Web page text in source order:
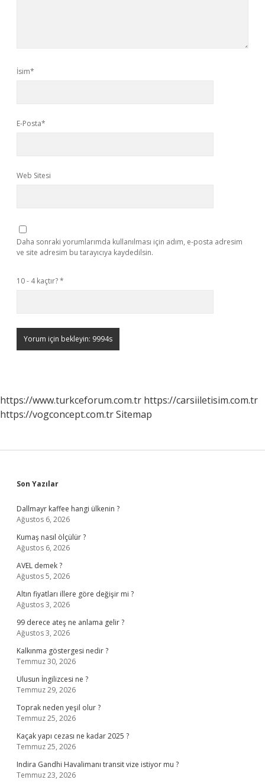
İsim*
E-Posta*
Web Sitesi
Daha sonraki yorumlarımda kullanılması için adım, e-posta adresim
ve site adresim bu tarayıcıya kaydedilsin.
10 - 4 kaçtır?*
https://www.turkceforum.com.tr https://carsiiletisim.com.tr
https://vogconcept.com.trSitemap
Sidebar
Son Yazılar
Dallmayr kaffee hangi ülkenin ?
Ağustos 6, 2026
Kumaş nasıl ölçülür ?
Ağustos 6, 2026
AVEL demek ?
Ağustos 5, 2026
Altın fiyatları illere göre değişir mi ?
Ağustos 3, 2026
99 derece ateş ne anlama gelir ?
Ağustos 3, 2026
Kalkınma göstergesi nedir ?
Temmuz 30, 2026
Ulusun İngilizcesi ne ?
Temmuz 29, 2026
Toprak neden yeşil olur ?
Temmuz 25, 2026
Kaçak yapı cezası ne kadar 2025 ?
Temmuz 25, 2026
Indira Gandhi Havalimanı transit vize istiyor mu ?
Temmuz 23, 2026